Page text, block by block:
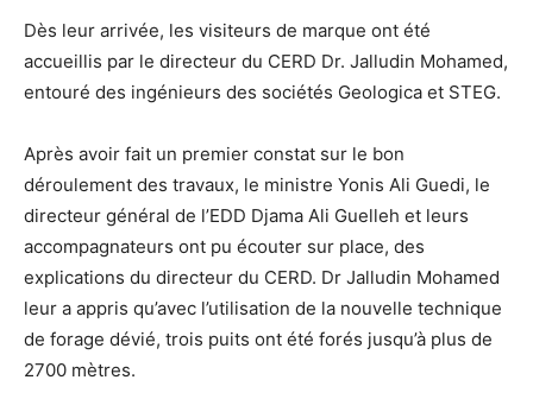
Dès leur arrivée, les visiteurs de marque ont été
accueillis par le directeur du CERD Dr. Jalludin Mohamed,
entouré des ingénieurs des sociétés Geologica et STEG.
Après avoir fait un premier constat sur le bon
déroulement des travaux, le ministre Yonis Ali Guedi, le
directeur général de l’EDD Djama Ali Guelleh et leurs
accompagnateurs ont pu écouter sur place, des
explications du directeur du CERD. Dr Jalludin Mohamed
leur a appris qu’avec l’utilisation de la nouvelle technique
de forage dévié, trois puits ont été forés jusqu’à plus de
2700 mètres.